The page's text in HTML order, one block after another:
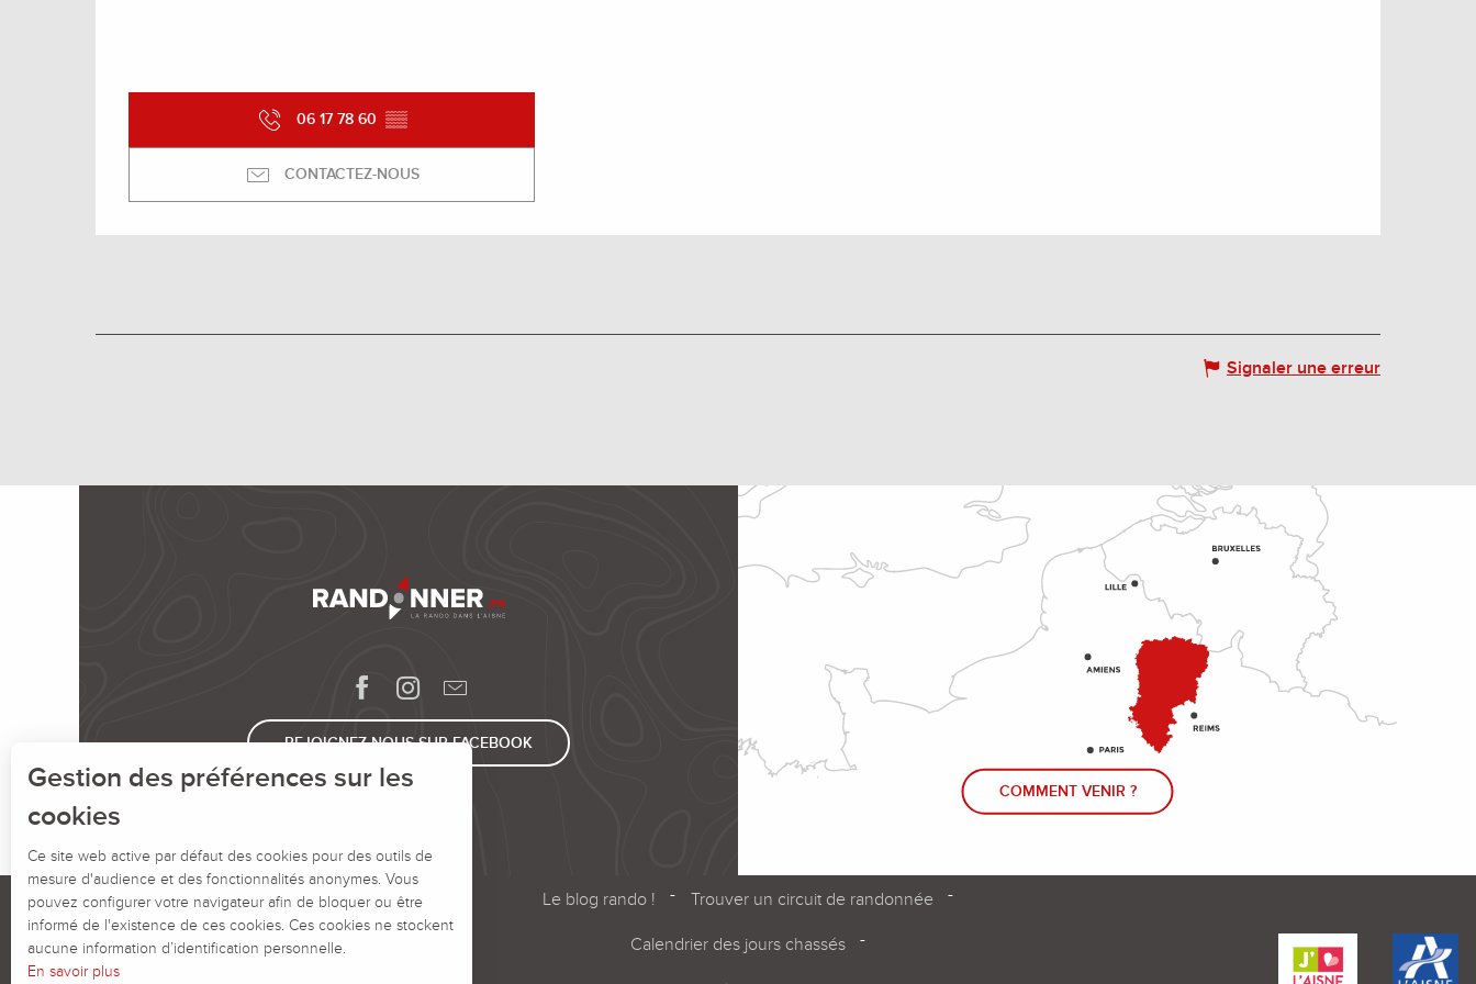
06 17 78 60 ▒▒
CONTACTEZ-NOUS
Signaler une erreur
REJOIGNEZ-NOUS SUR FACEBOOK
COMMENT VENIR ?
Le blog rando ! Trouver un circuit de randonnée
Calendrier des jours chassés
Gestion des préférences sur les
cookies
Ce site web active par défaut des cookies pour des outils de
mesure d'audience et des fonctionnalités anonymes. Vous
pouvez configurer votre navigateur afin de bloquer ou être
informé de l'existence de ces cookies. Ces cookies ne stockent
aucune information d’identification personnelle.
En savoir plus